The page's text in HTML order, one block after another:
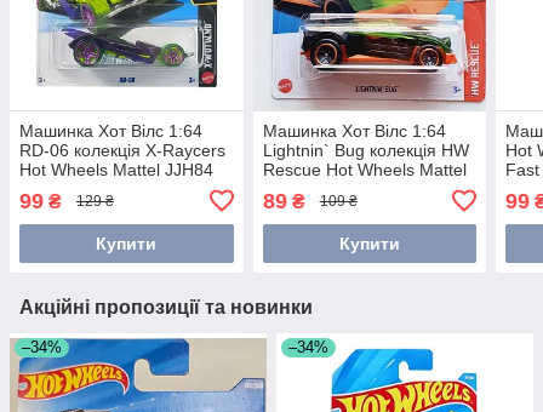
Машинка Хот Вілс 1:64
RD-06 колекція X-Raycers
Hot Wheels Mattel JJH84
99 ₴ 129 ₴
Купити
Машинка Хот Вілс 1:64
Lightnin` Bug колекція HW
Rescue Hot Wheels Mattel
89₴ 109 ₴
Купити
Hot
99
Акційні пропозиції та новинки
–34% –34%